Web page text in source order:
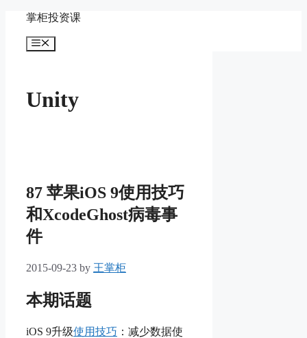
content
掌柜投资课
Menu
Unity
87 苹果iOS 9使用技巧
和XcodeGhost病毒事
件
2015-09-23 by 王掌柜
本期话题
iOS 9升级使用技巧 ：减少数据使